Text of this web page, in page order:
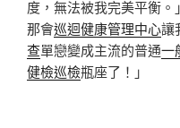
度，無法被我完美平衡。
那會巡迴健康管理中心讓
查單戀變成主流的普通一
健檢巡檢瓶座了！」